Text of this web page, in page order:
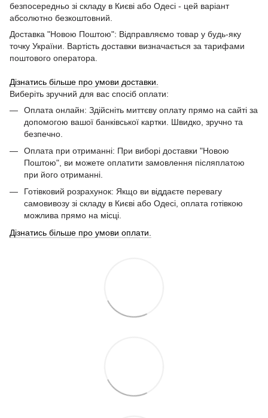
безпосередньо зі складу в Києві або Одесі - цей варіант
абсолютно безкоштовний.
Доставка "Новою Поштою": Відправляємо товар у будь-яку
точку України. Вартість доставки визначається за тарифами
поштового оператора.
Дізнатись більше про умови доставки.
Виберіть зручний для вас спосіб оплати:
Оплата онлайн: Здійсніть миттєву оплату прямо на сайті за
допомогою вашої банківської картки. Швидко, зручно та
безпечно.
Оплата при отриманні: При виборі доставки "Новою
Поштою", ви можете оплатити замовлення післяплатою
при його отриманні.
Готівковий розрахунок: Якщо ви віддаєте перевагу
самовивозу зі складу в Києві або Одесі, оплата готівкою
можлива прямо на місці.
Дізнатись більше про умови оплати.